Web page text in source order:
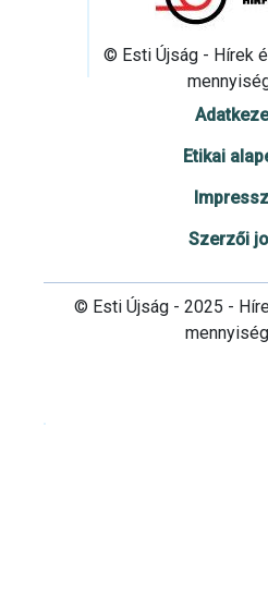
© Esti Újság - Hírek
Etikai
Szerzői
© Esti Újság - 2025 -